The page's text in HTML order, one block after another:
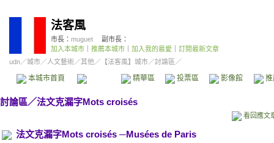
法客風
市長： muguet
副市長：
加入本城市
推薦本城市 加入我的最愛
訂閱最新文章
udn／城市／人文藝術／其他 ／ 【法客風】城市／討論區／
本城市首頁 精華區 投票區 影像館
討論區／法文克漏字Mots croisés
看回應文
法文克漏字Mots croisés ─Musées de Paris